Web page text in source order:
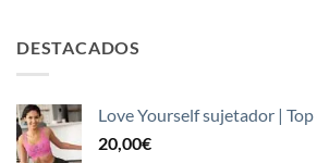
DESTACADOS
Love Yourself sujetador |
20,00€